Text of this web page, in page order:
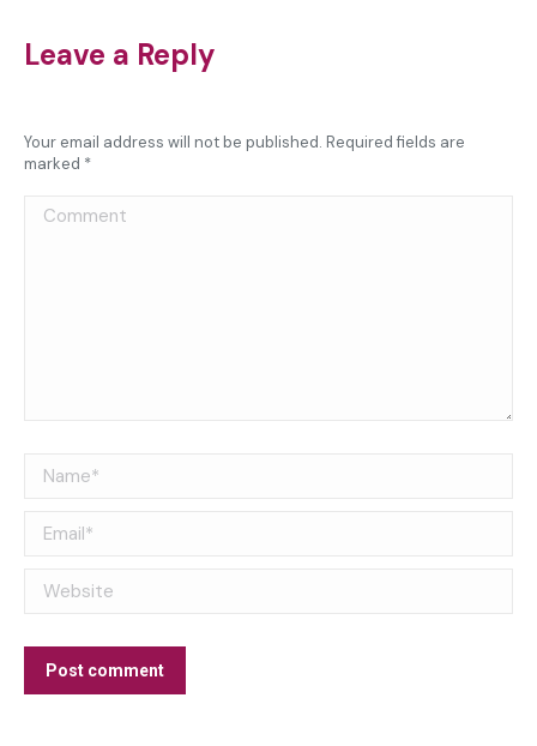
Leave a Reply
Your email address will not be published. Required fields are
marked *
Comment
Name *
Email *
Website
Post comment